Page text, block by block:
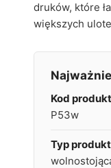
druków, które
większych
Kod
P53w
Typ